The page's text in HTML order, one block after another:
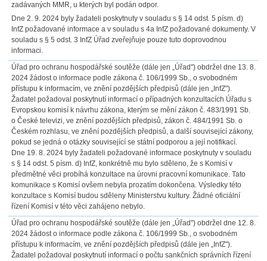
zadávaných MMR, u kterých byl podán odpor.
Dne 2. 9. 2024 byly žadateli poskytnuty v souladu s § 14 odst. 5 písm. d)
InfZ požadované informace a v souladu s 4a InfZ požadované dokumenty. V
souladu s § 5 odst. 3 InfZ Úřad zveřejňuje pouze tuto doprovodnou
informaci.
Úřad pro ochranu hospodářské soutěže (dále jen „Úřad") obdržel dne 13. 8.
2024 žádost o informace podle zákona č. 106/1999 Sb., o svobodném
přístupu k informacím, ve znění pozdějších předpisů (dále jen „InfZ").
Žadatel požadoval poskytnutí informací o případných konzultacích Úřadu s
Evropskou komisí k návrhu zákona, kterým se mění zákon č. 483/1991 Sb.
o České televizi, ve znění pozdějších předpisů, zákon č. 484/1991 Sb. o
Českém rozhlasu, ve znění pozdějších předpisů, a další související zákony,
pokud se jedná o otázky související se státní podporou a její notifikací.
Dne 19. 8. 2024 byly žadateli požadované informace poskytnuty v souladu
s § 14 odst. 5 písm. d) InfZ, konkrétně mu bylo sděleno, že s Komisí v
předmětné věci probíhá konzultace na úrovni pracovní komunikace. Tato
komunikace s Komisí ovšem nebyla prozatím dokončena. Výsledky této
konzultace s Komisí budou sděleny Ministerstvu kultury. Žádné oficiální
řízení Komisí v této věci zahájeno nebylo.
Úřad pro ochranu hospodářské soutěže (dále jen „Úřad") obdržel dne 12. 8.
2024 žádost o informace podle zákona č. 106/1999 Sb., o svobodném
přístupu k informacím, ve znění pozdějších předpisů (dále jen „InfZ").
Žadatel požadoval poskytnutí informací o počtu sankčních správních řízení